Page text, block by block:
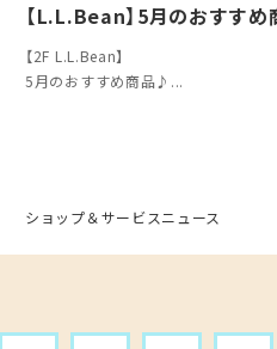
【L.L.Bean】5月のおすすめ
【2F L.L.Bean】
5月のおすすめ商品♪...
ショップ＆サービスニュース